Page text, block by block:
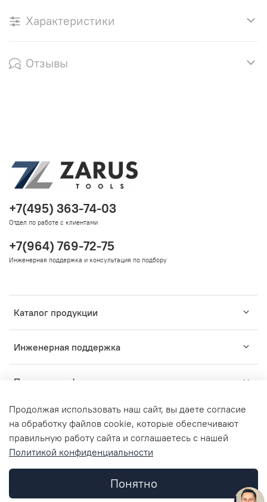
Характеристики
Отзывы
Каталог продукции
Инженерная поддержка
Помощь и информация
+7(495) 363-74-03
Отдел по работе с клиентами
+7(964) 769-72-75
Инженерная поддержка и консультация по подбору
2015-2024ZARUS TM- комплексные решения для
ООО "ЗАРУС Инжиниринг", ОГРН 1157746836312, ИНН
7734362952, КПП 773401001
Продолжая использовать наш сайт, вы даете согласие
на обработку файлов cookie, которые обеспечивают
правильную работу сайта и соглашаетесь с нашей
Политикой конфиденциальности
Понятно